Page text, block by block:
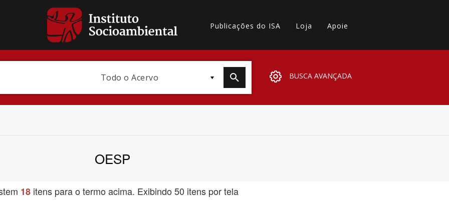
Publicações do ISA Loja Apoie
Todo o Acervo BUSCA AVANÇADA
OESP
18 itens para o termo acima. Exibindo 50 itens por tela